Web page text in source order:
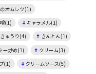
オムレツ(1)
(1)
キャラメル(1)
きゅうり(4)
きんとん(1)
ー炒め(1)
クリーム(3)
(1)
クリームソース(5)